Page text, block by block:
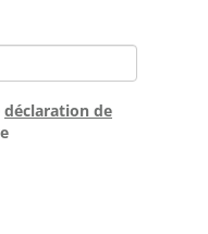
déclaration de